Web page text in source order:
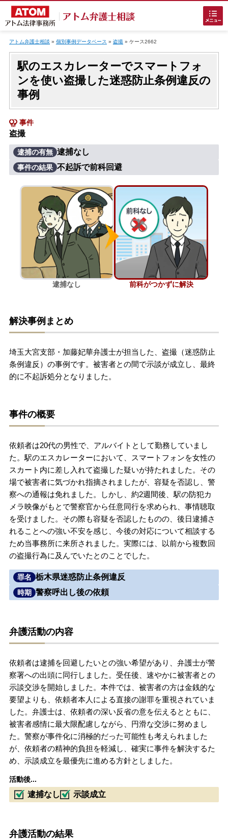
ホームに戻る
刑事事件 でお困りの方
刑事事件の無料相談
接見・面会を弁護士に依頼
刑事事件を示談で解決したい
アトムについて
弁護士費用
アクセス
解決実績
ご依頼者からのお手紙
無料相談の口コミ評判
刑事事件について 知りたい方
刑事事件データベース
アトム弁護士相談 » 個別事例データベース » 盗撮» ケース2662
駅のエスカレーターでスマートフォ
ンを使い盗撮した迷惑防止条例違反の
事例
事件
盗撮
逮捕の有無 逮捕なし
事件の結果 不起訴で前科回避
逮捕なし 前科がつかずに解決
解決事例まとめ
埼玉大宮支部・加藤妃華弁護士が担当した、盗撮（迷惑防止
条例違反）の事例です。被害者との間で示談が成立し、最終
的に不起訴処分となりました。
事件の概要
依頼者は20代の男性で、アルバイトとして勤務していまし
た。駅のエスカレーターにおいて、スマートフォンを女性の
スカート内に差し入れて盗撮した疑いが持たれました。その
場で被害者に気づかれ指摘されましたが、容疑を否認し、警
察への通報は免れました。しかし、約2週間後、駅の防犯カ
メラ映像がもとで警察官から任意同行を求められ、事情聴取
を受けました。その際も容疑を否認したものの、後日逮捕さ
れることへの強い不安を感じ、今後の対応について相談する
ため当事務所に来所されました。実際には、以前から複数回
の盗撮行為に及んでいたとのことでした。
罪名 栃木県迷惑防止条例違反
時期 警察呼出し後の依頼
弁護活動の内容
依頼者は逮捕を回避したいとの強い希望があり、弁護士が警
察署への出頭に同行しました。受任後、速やかに被害者との
示談交渉を開始しました。本件では、被害者の方は金銭的な
要望よりも、依頼者本人による直接の謝罪を重視されていま
した。弁護士は、依頼者の深い反省の意を伝えるとともに、
被害者感情に最大限配慮しながら、円滑な交渉に努めまし
た。警察が事件化に消極的だった可能性も考えられました
が、依頼者の精神的負担を軽減し、確実に事件を解決するた
め、示談成立を最優先に進める方針としました。
活動後...
逮捕なし 示談成立
弁護活動の結果